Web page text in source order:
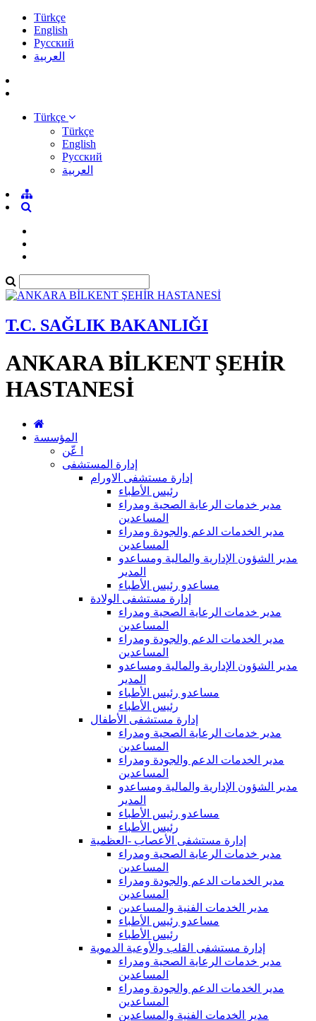
Türkçe
English
Pусский
العربية
Türkçe
Türkçe
English
Pусский
العربية
T.C. SAĞLIK BAKANLIĞI
ANKARA BİLKENT ŞEHİR
HASTANESİ
المؤسسة
ا عّن
إدارة المستشفى
إدارة مستشفى الاورام
رئيس الأطباء
مدير خدمات الرعاية الصحية ومدراء
المساعدين
مدير الخدمات الدعم والجودة ومدراء
المساعدين
مدير الشؤون الإدارية والمالية ومساعدو
المدير
مساعدو رئيس الأطباء
إدارة مستشفى الولادة
مدير خدمات الرعاية الصحية ومدراء
المساعدين
مدير الخدمات الدعم والجودة ومدراء
المساعدين
مدير الشؤون الإدارية والمالية ومساعدو
المدير
مساعدو رئيس الأطباء
رئيس الأطباء
إدارة مستشفى الأطفال
مدير خدمات الرعاية الصحية ومدراء
المساعدين
مدير الخدمات الدعم والجودة ومدراء
المساعدين
مدير الشؤون الإدارية والمالية ومساعدو
المدير
مساعدو رئيس الأطباء
رئيس الأطباء
إدارة مستشفى الأعصاب -العظمية
مدير خدمات الرعاية الصحية ومدراء
المساعدين
مدير الخدمات الدعم والجودة ومدراء
المساعدين
مدير الخدمات الفنية والمساعدين
مساعدو رئيس الأطباء
رئيس الأطباء
إدارة مستشفى القلب والأوعية الدموية
مدير خدمات الرعاية الصحية ومدراء
المساعدين
مدير الخدمات الدعم والجودة ومدراء
المساعدين
مدير الخدمات الفنية والمساعدين